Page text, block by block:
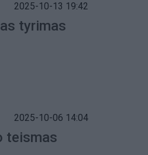
2025-10-13 19:42
tyrimas
2025-10-06 14:04
teismas